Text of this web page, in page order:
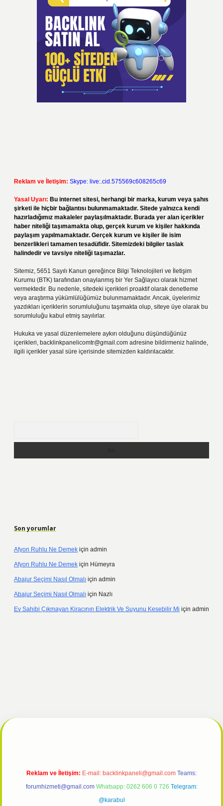
Reklam ve İletişim: Skype: live:.cid.575569c608265c69
Yasal Uyarı: Bu internet sitesi, herhangi bir marka, kurum veya şahıs
şirketi ile hiçbir bağlantısı bulunmamaktadır. Sitede yalnızca kendi
hazırladığımız makaleler paylaşılmaktadır. Burada yer alan içerikler
haber niteliği taşımamakta olup, gerçek kurum ve kişiler hakkında
paylaşım yapılmamaktadır. Gerçek kurum ve kişiler ile isim
benzerlikleri tamamen tesadüfidir. Sitemizdeki bilgiler taslak
halindedir ve tavsiye niteliği taşımazlar.
Sitemiz, 5651 Sayılı Kanun gereğince Bilgi Teknolojileri ve İletişim
Kurumu (BTK) tarafından onaylanmış bir Yer Sağlayıcı olarak hizmet
vermektedir. Bu nedenle, sitedeki içerikleri proaktif olarak denetleme
veya araştırma yükümlülüğümüz bulunmamaktadır. Ancak, üyelerimiz
yazdıkları içeriklerin sorumluluğunu taşımakta olup, siteye üye olarak bu
sorumluluğu kabul etmiş sayılırlar.
Hukuka ve yasal düzenlemelere aykırı olduğunu düşündüğünüz
içerikleri, backlinkpanelicomtr@gmail.com adresine bildirmeniz halinde,
ilgili içerikler yasal süre içerisinde sitemizden kaldırılacaktır.
Son yorumlar
Afyon Ruhlu Ne Demek için admin
Afyon Ruhlu Ne Demek için Hümeyra
Abajur Seçimi Nasıl Olmalı için admin
Abajur Seçimi Nasıl Olmalı için Nazlı
Ev Sahibi Çıkmayan Kiracının Elektrik Ve Suyunu Kesebilir Mi için admin
giriş
Reklam ve İletişim: E-mail: backlinkpaneli@gmail.com Teams:
forumhizmeti@gmail.com Whatsapp: 0262 606 0 726 Telegram:
@karabul